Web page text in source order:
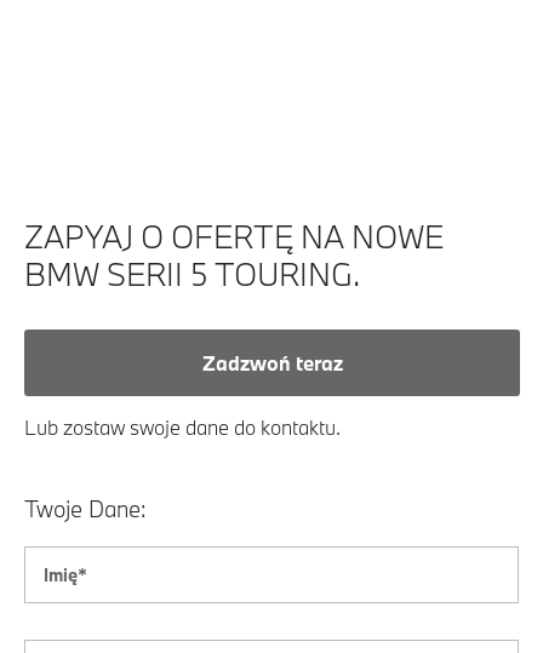
ZAPYAJ O OFERTĘ NA NOWE
BMW SERII 5 TOURING.
Zadzwoń teraz
Lub zostaw swoje dane do kontaktu.
Twoje Dane: